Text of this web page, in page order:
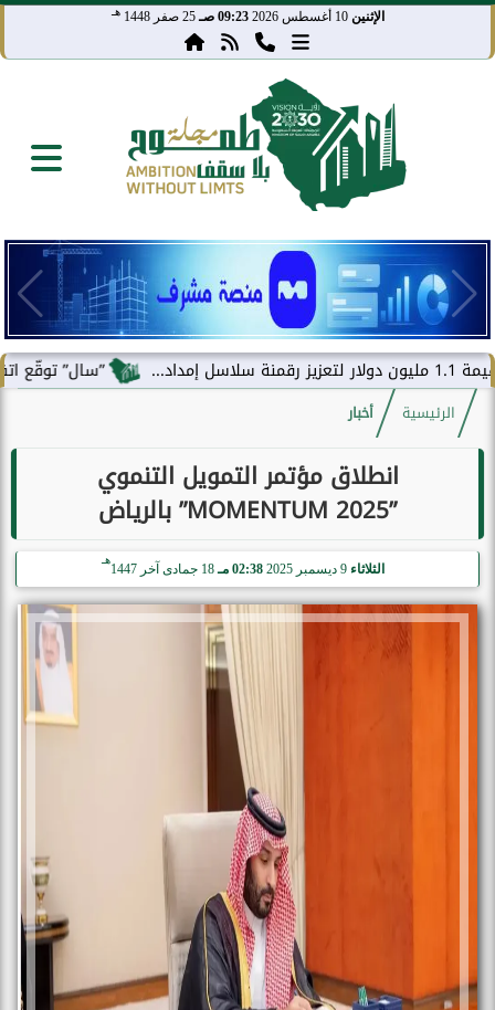
الإثنين 10 أغسطس 2026 09:23 صـ 25 صفر 1448 هـ
”سال” توقّع اتفاقية مع
الرئيسية أخبار
انطلاق مؤتمر التمويل التنموي
”MOMENTUM 2025” بالرياض
الثلاثاء 02:38 مـ 18 جمادى آخر 1447
هـ